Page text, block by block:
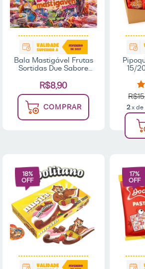
Bala Mastigável Frutas
Sortidas Due Sabore
R$8,90
COMPRAR
15/
2x de
18%
OFF
17%
OFF